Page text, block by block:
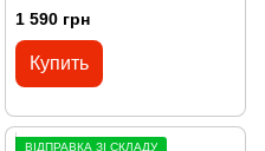
1 590 грн
Купить
ВІДПРАВКА ЗІ СКЛАДУ